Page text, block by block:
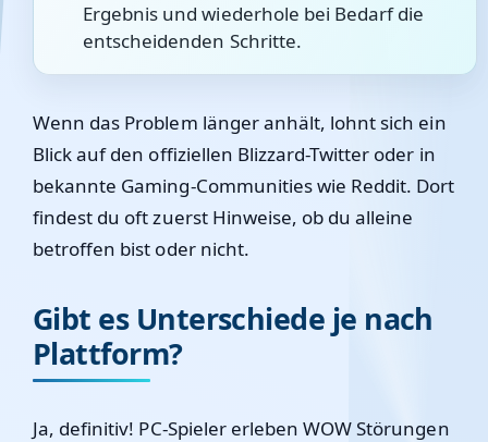
Ergebnis und wiederhole bei Bedarf die
entscheidenden Schritte.
Wenn das Problem länger anhält, lohnt sich ein
Blick auf den offiziellen Blizzard-Twitter oder in
bekannte Gaming-Communities wie Reddit. Dort
findest du oft zuerst Hinweise, ob du alleine
betroffen bist oder nicht.
Gibt es Unterschiede je nach
Plattform?
Ja, definitiv! PC-Spieler erleben WOW Störungen